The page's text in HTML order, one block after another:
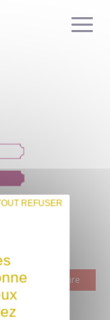
aucune structure
REFUSER